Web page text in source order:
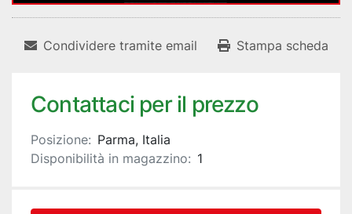
Condividere tramite email Stampa scheda
Contattaci per il prezzo
Posizione: Parma, Italia
Disponibilità in magazzino: 1